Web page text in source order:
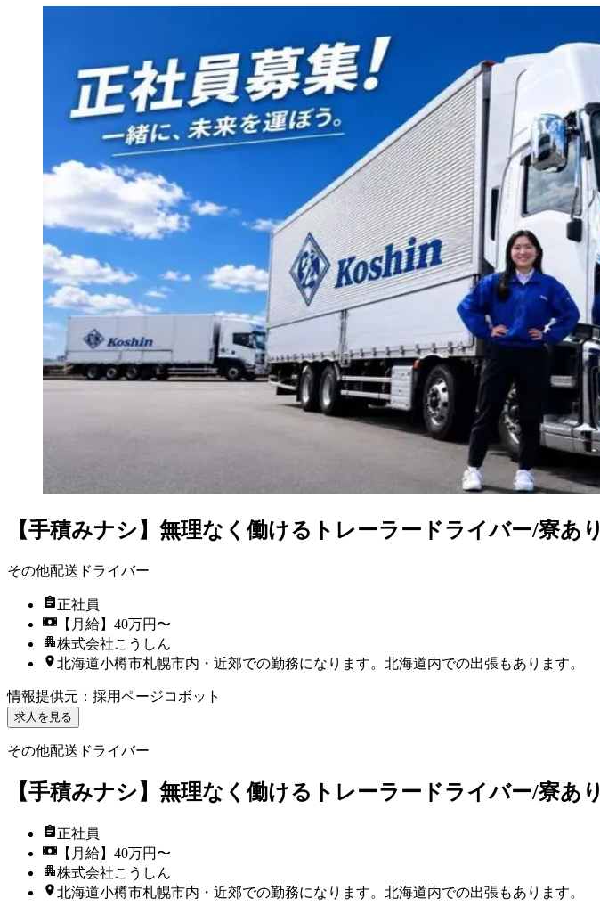
【手積みナシ】無理なく働けるトレーラードライバー/寮あり
その他配送ドライバー
正社員
【月給】40万円〜
株式会社こうしん
北海道小樽市札幌市内・近郊での勤務になります。北海道内での出張もあります。
情報提供元 ： 採用ページコボット
求人を見る
その他配送ドライバー
【手積みナシ】無理なく働けるトレーラードライバー/寮あり
正社員
【月給】40万円〜
株式会社こうしん
北海道小樽市札幌市内・近郊での勤務になります。北海道内での出張もあります。